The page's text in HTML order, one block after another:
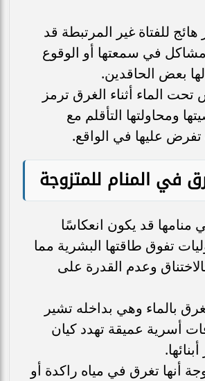
للفتاة غير المرتبطة قد
مشاكل في سمعتها أو الوقوع
بعض الحاقدين.
تحت الماء أثناء الغرق ترمز
ومحاولتها التأقلم مع
عليها في الواقع.
في المنام للمتزوجة
منامها قد يكون انعكاسًا
تفوق طاقتها البشرية مما
وعدم القدرة على
بالماء وهي بداخله تشير
أسرية عميقة تهدد كيان
أنها تغرق في مياه راكدة أو